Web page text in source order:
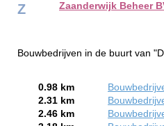
Z Zaanderwijk Beheer
Bouwbedrijven in de buurt van
0.98 km
2.31 km
2.46 km